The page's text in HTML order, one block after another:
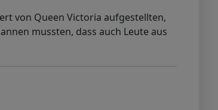
von Queen Victoria aufgestellten,
mussten, dass auch Leute aus